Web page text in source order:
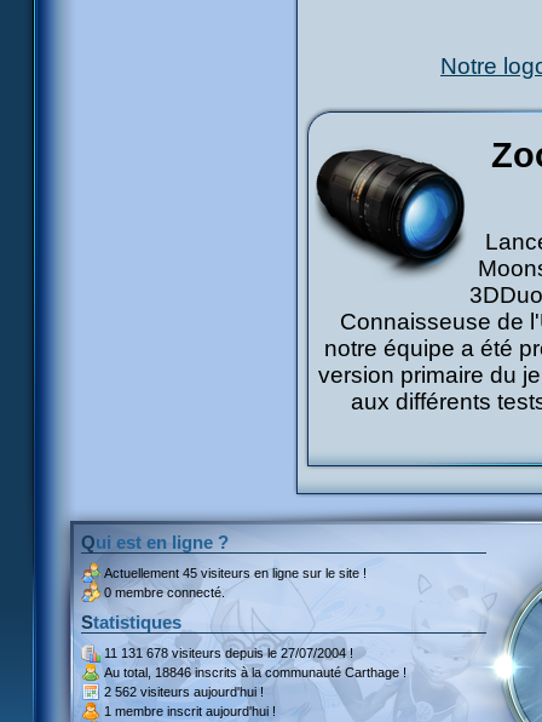
Notre
Connaisseuse de
notre équipe a été
version primaire du
aux différents
Qui est en ligne ?
Actuellement 45 visiteurs en ligne sur le site !
0 membre connecté.
Statistiques
11 131 678 visiteursdepuis le 27/07/2004 !
Au total, 18846 inscritsà la communauté Carthage !
2 562 visiteurs aujourd'hui !
1 membre inscrit aujourd'hui !